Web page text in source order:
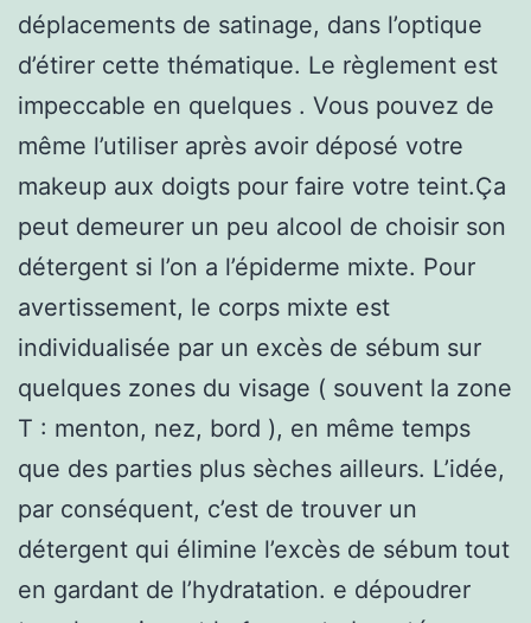
déplacements de satinage, dans l’optique
d’étirer cette thématique. Le règlement est
impeccable en quelques . Vous pouvez de
même l’utiliser après avoir déposé votre
makeup aux doigts pour faire votre teint.Ça
peut demeurer un peu alcool de choisir son
détergent si l’on a l’épiderme mixte. Pour
avertissement, le corps mixte est
individualisée par un excès de sébum sur
quelques zones du visage ( souvent la zone
T : menton, nez, bord ), en même temps
que des parties plus sèches ailleurs. L’idée,
par conséquent, c’est de trouver un
détergent qui élimine l’excès de sébum tout
en gardant de l’hydratation. e dépoudrer